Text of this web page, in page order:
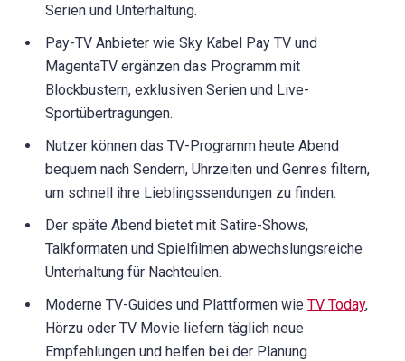
Serien und Unterhaltung.
Pay-TV Anbieter wie Sky Kabel Pay TV und
MagentaTV ergänzen das Programm mit
Blockbustern, exklusiven Serien und Live-
Sportübertragungen.
Nutzer können das TV-Programm heute Abend
bequem nach Sendern, Uhrzeiten und Genres filtern,
um schnell ihre Lieblingssendungen zu finden.
Der späte Abend bietet mit Satire-Shows,
Talkformaten und Spielfilmen abwechslungsreiche
Unterhaltung für Nachteulen.
Moderne TV-Guides und Plattformen wie TV Today,
Hörzu oder TV Movie liefern täglich neue
Empfehlungen und helfen bei der Planung.